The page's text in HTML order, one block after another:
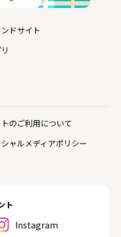
ト
Instagram
ドサイト
のご利用について
ャルメディアポリシー